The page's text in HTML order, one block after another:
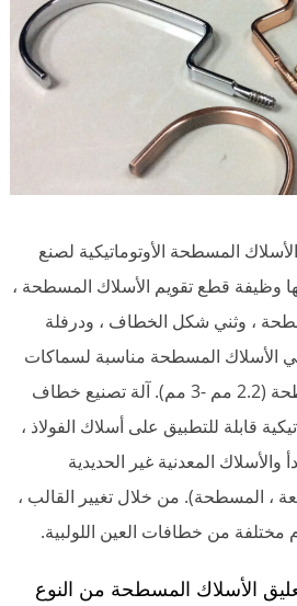
المسطحة الأوتوماتيكية لصنع
قطع تقويم الأسلاك المسطحة ،
، وثني شكل الخطاف ، ودرفلة
الأسلاك المسطحة مناسبة لسماكات
مختلفة من الأسلاك المسطحة (2.2 مم -3 مم). آلة تصنيع خطاف
قابلة للتطبيق على أسلاك الفولاذ ،
والأسلاك المعدنية غير الحديدية
، المسطحة). من خلال تغيير القالب ،
مختلفة من خطافات العين اللولبية.
الأسلاك المسطحة من النوع